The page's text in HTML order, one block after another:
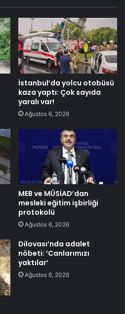
İstanbul’da yolcu otobüsü
kaza yaptı: Çok sayıda
yaralı var!
Ağustos 6, 2026
MEB ve MÜSİAD’dan
mesleki eğitim işbirliği
protokolü
Ağustos 6, 2026
Dilovası’nda adalet
nöbeti: ‘Canlarımızı
yaktılar’
Ağustos 6, 2026